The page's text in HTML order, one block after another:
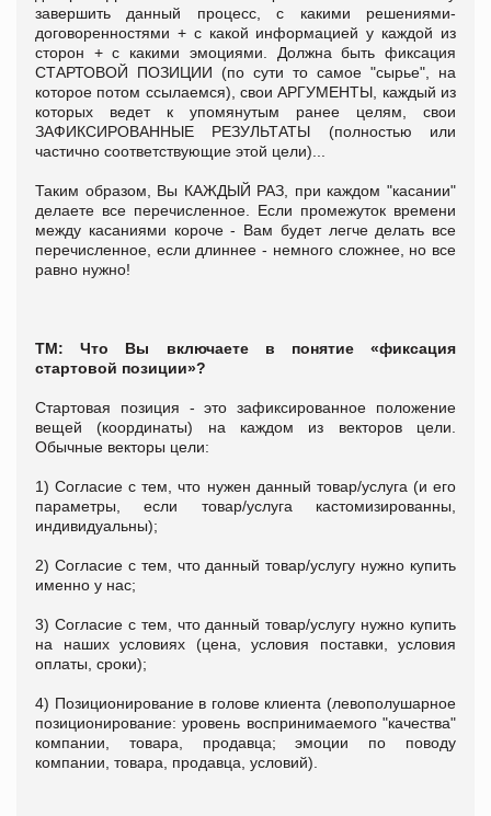
завершить данный процесс, с какими решениями-
договоренностями + с какой информацией у каждой из
сторон + с какими эмоциями. Должна быть фиксация
СТАРТОВОЙ ПОЗИЦИИ (по сути то самое "сырье", на
которое потом ссылаемся), свои АРГУМЕНТЫ, каждый из
которых ведет к упомянутым ранее целям, свои
ЗАФИКСИРОВАННЫЕ РЕЗУЛЬТАТЫ (полностью или
частично соответствующие этой цели)...
Таким образом, Вы КАЖДЫЙ РАЗ, при каждом "касании"
делаете все перечисленное. Если промежуток времени
между касаниями короче - Вам будет легче делать все
перечисленное, если длиннее - немного сложнее, но все
равно нужно!
ТМ: Что Вы включаете в понятие «фиксация
стартовой позиции»?
Стартовая позиция - это зафиксированное положение
вещей (координаты) на каждом из векторов цели.
Обычные векторы цели:
1) Согласие с тем, что нужен данный товар/услуга (и его
параметры, если товар/услуга кастомизированны,
индивидуальны);
2) Согласие с тем, что данный товар/услугу нужно купить
именно у нас;
3) Согласие с тем, что данный товар/услугу нужно купить
на наших условиях (цена, условия поставки, условия
оплаты, сроки);
4) Позиционирование в голове клиента (левополушарное
позиционирование: уровень воспринимаемого "качества"
компании, товара, продавца; эмоции по поводу
компании, товара, продавца, условий).